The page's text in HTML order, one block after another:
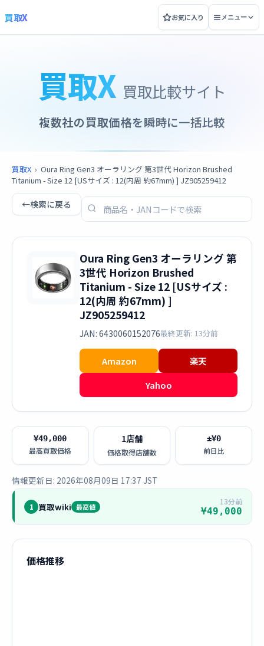
買取X お気に入り メニュー
買取X 買取比較サイト
複数社の買取価格を瞬時に一括比較
買取X › Oura Ring Gen3 オーラリング 第3世代 Horizon Brushed
Titanium - Size 12 [USサイズ : 12(内周 約67mm) ] JZ905259412
←検索に戻る
Oura Ring Gen3 オーラリング 第
3世代 Horizon Brushed
Titanium - Size 12 [USサイズ :
12(内周 約67mm) ]
JZ905259412
JAN: 6430060152076最終更新: 13分前
Amazon
楽天
Yahoo
¥49,000
最高買取価格
1店舗
価格取得店舗数
±¥0
前日比
情報更新日: 2026年08月09日 17:37 JST
1 買取wiki 最高値
13分前
¥49,000
価格推移